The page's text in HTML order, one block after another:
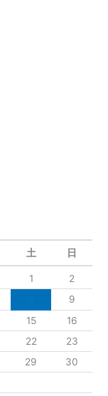
土 日
1
2
9
15
16
22
23
29
30